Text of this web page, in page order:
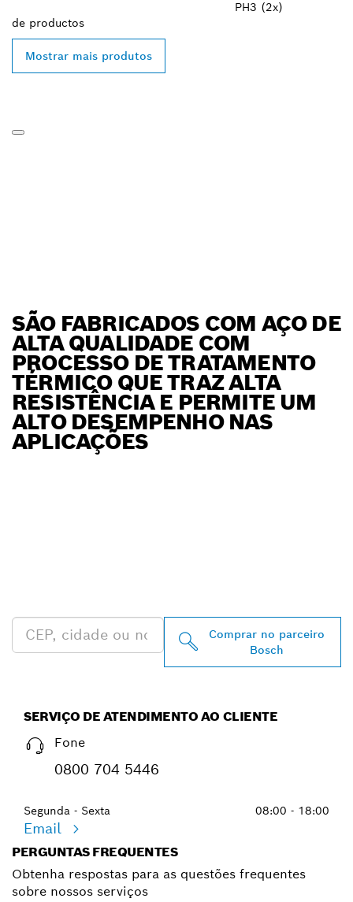
PH3 (2x)
de productos
Mostrar mais produtos
SÃO FABRICADOS COM AÇO DE
ALTA QUALIDADE COM
PROCESSO DE TRATAMENTO
TÉRMICO QUE TRAZ ALTA
RESISTÊNCIA E PERMITE UM
ALTO DESEMPENHO NAS
APLICAÇÕES
Comprar no parceiro
Bosch
SERVIÇO DE ATENDIMENTO AO CLIENTE
Fone
0800 704 5446
Segunda - Sexta 08:00 - 18:00
Email
PERGUNTAS FREQUENTES
Obtenha respostas para as questões frequentes
sobre nossos serviços